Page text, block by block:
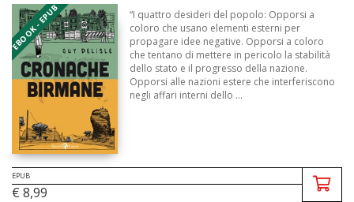
EBOOK - EPUB
“I quattro desideri del popolo: Opporsi a
coloro che usano elementi esterni per
propagare idee negative. Opporsi a coloro
che tentano di mettere in pericolo la stabilità
dello stato e il progresso della nazione.
Opporsi alle nazioni estere che interferiscono
negli affari interni dello ...
EPUB
€ 8,99